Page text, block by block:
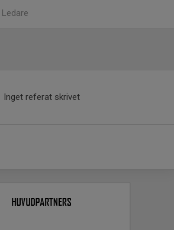
Ledare
Inget referat skrivet